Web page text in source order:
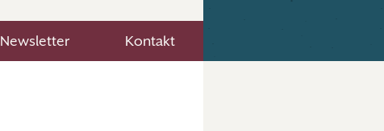
Newsletter Kontakt